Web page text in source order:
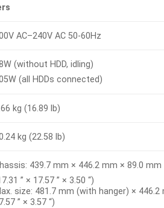
AC–240V AC 50-60Hz
(without HDD, idling)
(all HDDs connected)
kg (16.89 lb)
kg (22.58 lb)
439.7 mm × 446.2 mm × 89.0 mm
” × 17.57 ” × 3.50 “)
size: 481.7 mm (with hanger) ×
” × 3.57 “)